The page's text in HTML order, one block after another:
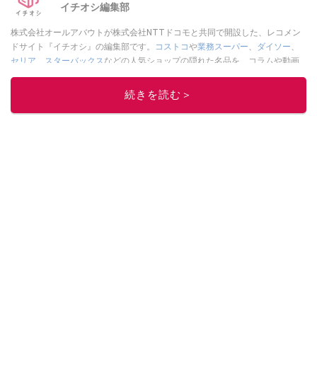
イチオシ編集部
株式会社オールアバウトが株式会社NTTドコモと共同で開設した、レコメン
ドサイト『イチオシ』の編集部です。
コストコや業務スーパー、 ダイソー、
セリア
スターバックス などの人気ショップの隠れた名品を、コラムや動画
を通してご紹介。話題のグルメやマニアが紹介するアウトドア情報も満載で
す。配信しているコンテンツは専門家やインフルエンサーが実際に使用して
レビューしています。毎日トレンド情報をお届けしているので、ぜひ
ニュースでフォローしてください！
続きを読む＞